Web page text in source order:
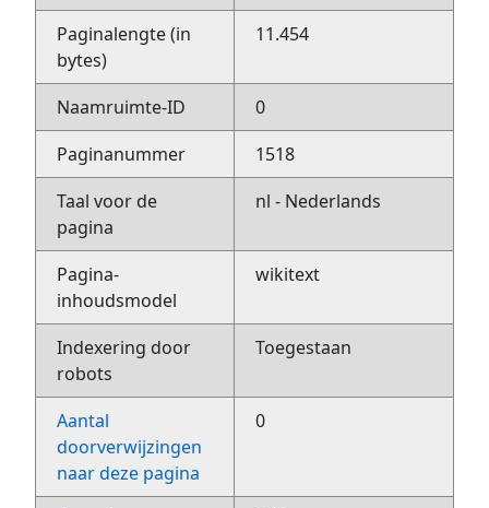
Paginalengte (in
bytes)
11.454
Naamruimte-ID
0
Paginanummer
1518
Taal voor de
pagina
nl - Nederlands
Pagina-
inhoudsmodel
wikitext
Indexering door
robots
Toegestaan
Aantal
doorverwijzingen
naar deze pagina
0